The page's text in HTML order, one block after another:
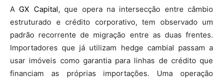
A GX Capital, que opera na intersecção entre câmbio
estruturado e crédito corporativo, tem observado um
padrão recorrente de migração entre as duas frentes.
Importadores que já utilizam hedge cambial passam a
usar imóveis como garantia para linhas de crédito que
financiam as próprias importações. Uma operação